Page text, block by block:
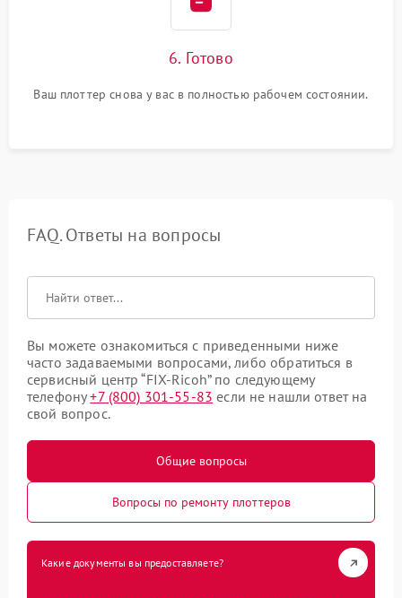
6. Готово
Ваш плоттер снова у вас в полностью рабочем состоянии.
FAQ. Ответы на вопросы
Вы можете ознакомиться с приведенными ниже
часто задаваемыми вопросами, либо обратиться в
сервисный центр “FIX-Ricoh” по следующему
телефону+7 (800) 301-55-83 если не нашли ответ на
свой вопрос.
Общие вопросы
Вопросы по ремонту плоттеров
Какие документы вы предоставляете?